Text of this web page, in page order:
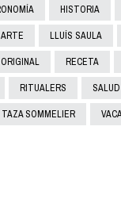
HISTORIA
LLUÍS SAULA
RECETA
RITUALERS SALUD
TAZA SOMMELIER